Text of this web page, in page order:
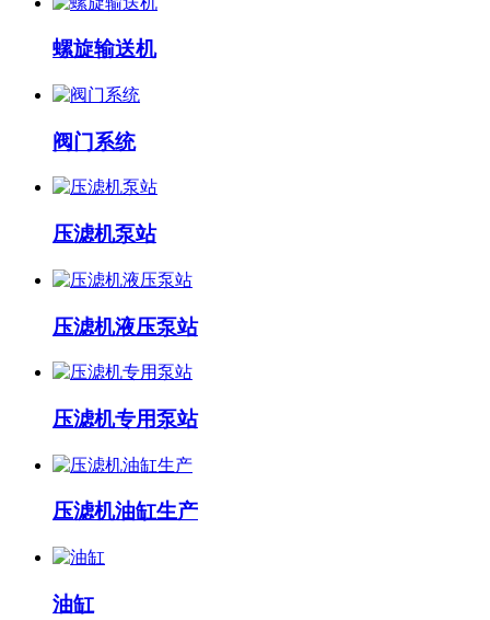
螺旋输送机
阀门系统
压滤机泵站
压滤机液压泵站
压滤机专用泵站
压滤机油缸生产
油缸